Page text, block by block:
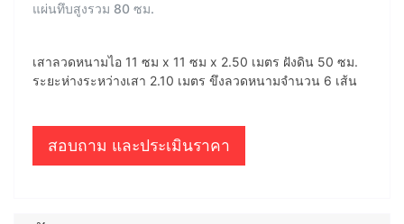
แผ่นทึบสูงรวม 80 ซม.
เสาลวดหนามไอ 11 ซม x 11 ซม x 2.50 เมตร ฝังดิน 50 ซม.
ระยะห่างระหว่างเสา 2.10 เมตร ขึงลวดหนามจำนวน 6 เส้น
สอบถาม และประเมินราคา